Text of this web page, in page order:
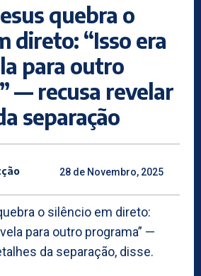
quebra o
direto: “Isso era
para outro
— recusa revelar
separação
28 de Novembro, 2025
o silêncio em direto:
para outro programa” —
da separação, disse.